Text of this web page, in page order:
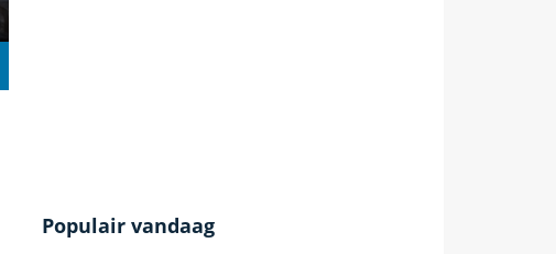
Populair vandaag